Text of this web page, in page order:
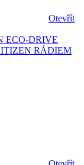
Otevřít
ECO-DRIVE
RÁDIEM